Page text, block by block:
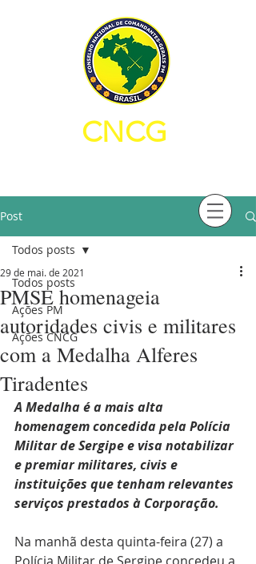
CNCG
Post
Todos posts
Ações PM
Ações CNCG
Todos posts
PMSE homenageia
autoridades civis e militares
com a Medalha Alferes
Tiradentes
29 de mai. de 2021
A Medalha é a mais alta
homenagem concedida pela Polícia
Militar de Sergipe e visa notabilizar
e premiar militares, civis e
instituições que tenham relevantes
serviços prestados à Corporação.
Na manhã desta quinta-feira (27) a